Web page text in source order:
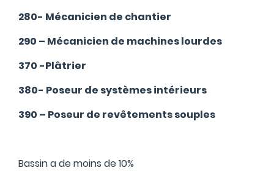
280- Mécanicien de chantier
290 – Mécanicien de machines lourdes
370 -Plâtrier
380- Poseur de systèmes intérieurs
390 – Poseur de revêtements souples
Bassin a de moins de 10%